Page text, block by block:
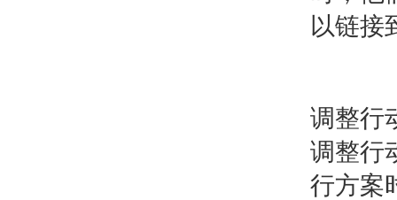
以链接
调整行
调整行
行方案